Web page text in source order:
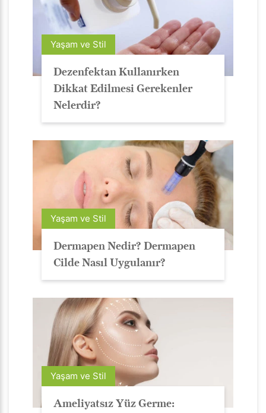
Yaşam ve Stil
Dezenfektan Kullanırken
Dikkat Edilmesi Gerekenler
Nelerdir?
Yaşam ve Stil
Dermapen Nedir? Dermapen
Cilde Nasıl Uygulanır?
Yaşam ve Stil
Ameliyatsız Yüz Germe: